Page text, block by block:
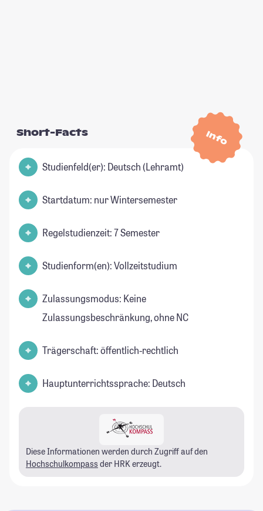
Info
Short-Facts
Studienfeld(er): Deutsch (Lehramt)
Startdatum: nur Wintersemester
Regelstudienzeit: 7 Semester
Studienform(en): Vollzeitstudium
Zulassungsmodus: Keine
Zulassungsbeschränkung, ohne NC
Trägerschaft: öffentlich-rechtlich
Hauptunterrichtssprache: Deutsch
Diese Informationen werden durch Zugriff auf den
Hochschulkompass der HRK erzeugt.